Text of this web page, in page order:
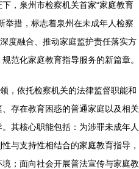
，泉州市检察机关首家“家庭教育
举措，标志着泉州在未成年人检察
度融合、推动家庭监护责任落实方
范化家庭教育指导服务的新篇章。
，依托检察机关的法律监督职能和
存在教育困惑的普通家庭以及相关
其核心职能包括：为涉罪未成年人
与支持性相结合的家庭教育指导，
；面向社会开展普法宣传与家庭教